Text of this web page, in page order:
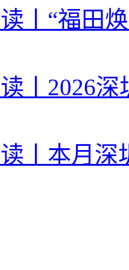
丨“福田
丨2026
丨本月